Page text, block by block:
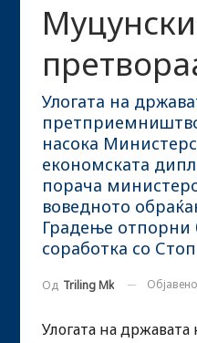
Улогата на
насока
економската
порача
воведното
Градење отпорни
соработка со
Од Triling Mk Објавено
Улогата на